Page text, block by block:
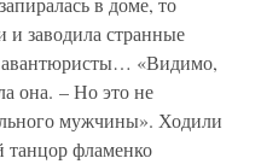
и заводила странные
«Видимо,
она. – Но это не
мужчины». Ходили
танцор фламенко